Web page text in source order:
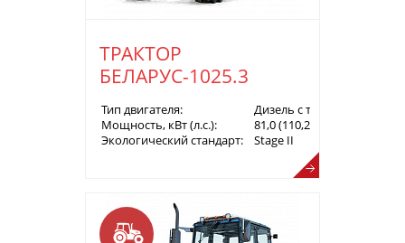
ТРАКТОР
БЕЛАРУС-1025.3
Тип двигателя:
Дизель с турбонаддувом
Мощность, кВт (л.с.):
81,0 (110,2)
Экологический стандарт:
Stage II